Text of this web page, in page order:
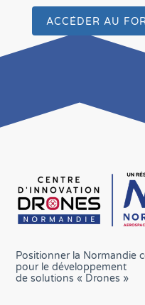
ACCÉDER AU
Positionner la Normandie
pour le développement
de solutions « Drones »